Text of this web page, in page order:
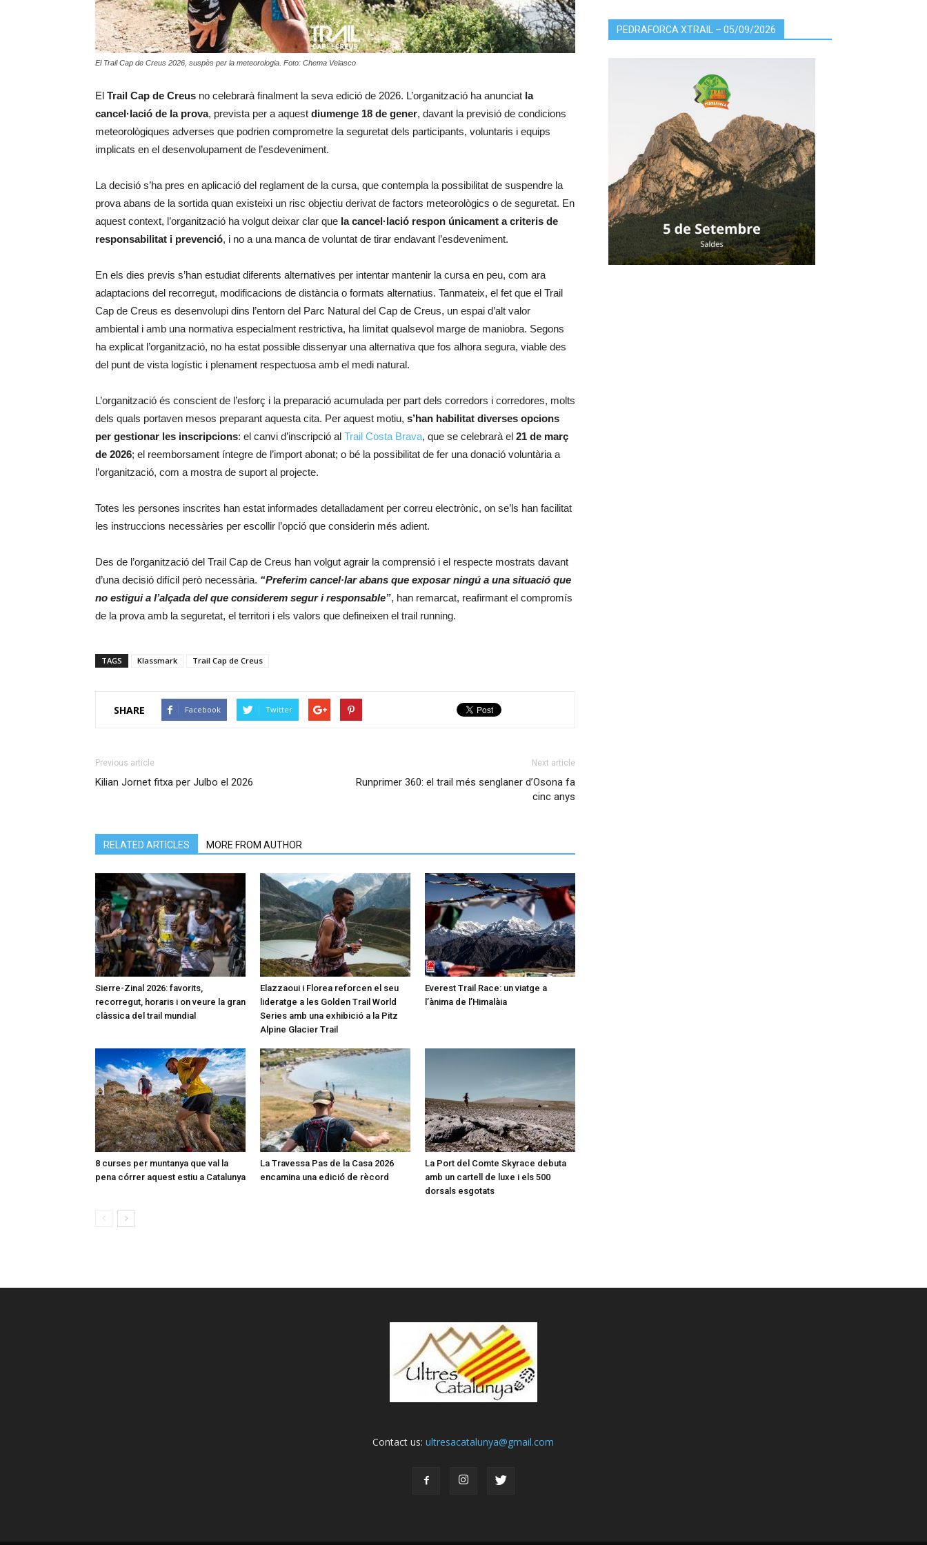
El Trail Cap de Creus 2026, suspès per la meteorologia. Foto: Chema Velasco
El Trail Cap de Creus no celebrarà finalment la seva edició de 2026. L’organització ha anunciat la
cancel·lació de la prova, prevista per a aquest diumenge 18 de gener, davant la previsió de condicions
meteorològiques adverses que podrien comprometre la seguretat dels participants, voluntaris i equips
implicats en el desenvolupament de l’esdeveniment.
La decisió s’ha pres en aplicació del reglament de la cursa, que contempla la possibilitat de suspendre la
prova abans de la sortida quan existeixi un risc objectiu derivat de factors meteorològics o de seguretat. En
aquest context, l’organització ha volgut deixar clar que la cancel·lació respon únicament a criteris de
responsabilitat i prevenció, i no a una manca de voluntat de tirar endavant l’esdeveniment.
En els dies previs s’han estudiat diferents alternatives per intentar mantenir la cursa en peu, com ara
adaptacions del recorregut, modificacions de distància o formats alternatius. Tanmateix, el fet que el Trail
Cap de Creus es desenvolupi dins l’entorn del Parc Natural del Cap de Creus, un espai d’alt valor
ambiental i amb una normativa especialment restrictiva, ha limitat qualsevol marge de maniobra. Segons
ha explicat l’organització, no ha estat possible dissenyar una alternativa que fos alhora segura, viable des
del punt de vista logístic i plenament respectuosa amb el medi natural.
L’organització és conscient de l’esforç i la preparació acumulada per part dels corredors i corredores, molts
dels quals portaven mesos preparant aquesta cita. Per aquest motiu, s’han habilitat diverses opcions
per gestionar les inscripcions: el canvi d’inscripció al Trail Costa Brava, que se celebrarà el 21 de març
de 2026; el reemborsament íntegre de l’import abonat; o bé la possibilitat de fer una donació voluntària a
l’organització, com a mostra de suport al projecte.
Totes les persones inscrites han estat informades detalladament per correu electrònic, on se’ls han facilitat
les instruccions necessàries per escollir l’opció que considerin més adient.
Des de l’organització del Trail Cap de Creus han volgut agrair la comprensió i el respecte mostrats davant
d’una decisió difícil però necessària. “Preferim cancel·lar abans que exposar ningú a una situació que
no estigui a l’alçada del que considerem segur i responsable”, han remarcat, reafirmant el compromís
de la prova amb la seguretat, el territori i els valors que defineixen el trail running.
TAGS Klassmark Trail Cap de Creus
SHARE Facebook Twitter
Previous article
Kilian Jornet fitxa per Julbo el 2026
Next article
Runprimer 360: el trail més senglaner d’Osona fa
cinc anys
RELATED ARTICLES MORE FROM AUTHOR
Sierre-Zinal 2026: favorits,
recorregut, horaris i on veure la gran
clàssica del trail mundial
Elazzaoui i Florea reforcen el seu
lideratge a les Golden Trail World
Series amb una exhibició a la Pitz
Alpine Glacier Trail
Everest Trail Race: un viatge a
l’ànima de l’Himalàia
8 curses per muntanya que val la
pena córrer aquest estiu a Catalunya
La Travessa Pas de la Casa 2026
encamina una edició de rècord
La Port del Comte Skyrace debuta
amb un cartell de luxe i els 500
dorsals esgotats
PEDRAFORCA XTRAIL – 05/09/2026
Contact us:ultresacatalunya@gmail.com